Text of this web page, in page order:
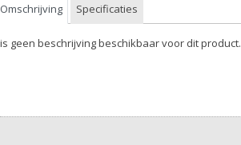
Omschrijving Specificaties
geen beschrijving beschikbaar voor dit product.